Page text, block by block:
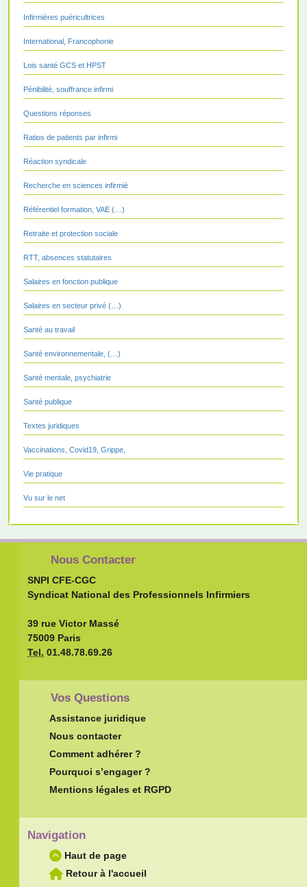
Infirmières puéricultrices
International, Francophonie
Lois santé GCS et HPST
Pénibilité, souffrance infirmi
Questions réponses
Ratios de patients par infirmi
Réaction syndicale
Recherche en sciences infirmiè
Référentiel formation, VAE (…)
Retraite et protection sociale
RTT, absences statutaires
Salaires en fonction publique
Salaires en secteur privé (…)
Santé au travail
Santé environnementale, (…)
Santé mentale, psychiatrie
Santé publique
Textes juridiques
Vaccinations, Covid19, Grippe,
Vie pratique
Vu sur le net
Nous Contacter
SNPI CFE-CGC
Syndicat National des Professionnels Infirmiers
39 rue Victor Massé
75009 Paris
Tel. 01.48.78.69.26
Vos Questions
Assistance juridique
Nous contacter
Comment adhérer ?
Pourquoi s’engager ?
Mentions légales et RGPD
Navigation
Haut de page
Retour à l'accueil